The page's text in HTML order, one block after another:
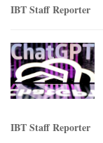
IBT Staff Reporter
IBT Staff Reporter